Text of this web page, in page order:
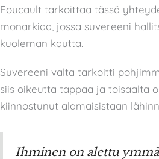
Foucault tarkoittaa tässä
monarkiaa, jossa suvereeni
kuoleman kautta.
Suvereeni valta tarkoitti
siis oikeutta tappaa ja toisaalta
kiinnostunut alamaisistaan
Ihminen on alettu